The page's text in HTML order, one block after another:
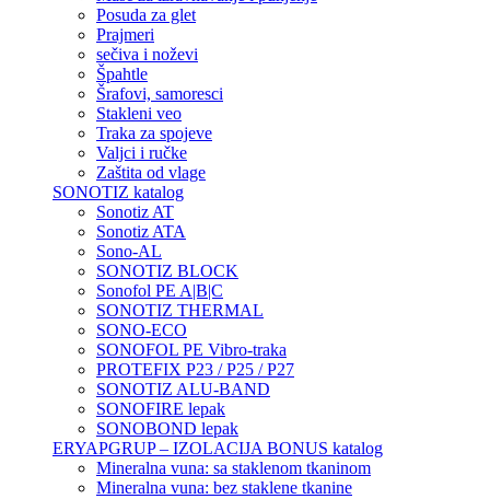
Posuda za glet
Prajmeri
sečiva i noževi
Špahtle
Šrafovi, samoresci
Stakleni veo
Traka za spojeve
Valjci i ručke
Zaštita od vlage
SONOTIZ katalog
Sonotiz AT
Sonotiz ATA
Sono-AL
SONOTIZ BLOCK
Sonofol PE A|B|C
SONOTIZ THERMAL
SONO-ECO
SONOFOL PE Vibro-traka
PROTEFIX P23 / P25 / P27
SONOTIZ ALU-BAND
SONOFIRE lepak
SONOBOND lepak
ERYAPGRUP – IZOLACIJA BONUS katalog
Mineralna vuna: sa staklenom tkaninom
Mineralna vuna: bez staklene tkanine